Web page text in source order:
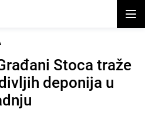
Stoca traže
deponija u